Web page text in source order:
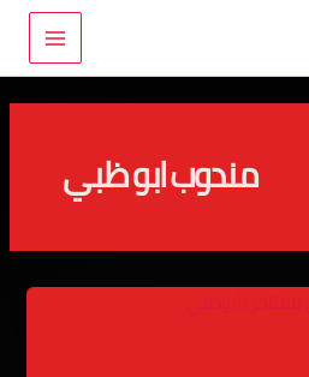
Main
Menu
مندوب ابو ظبي